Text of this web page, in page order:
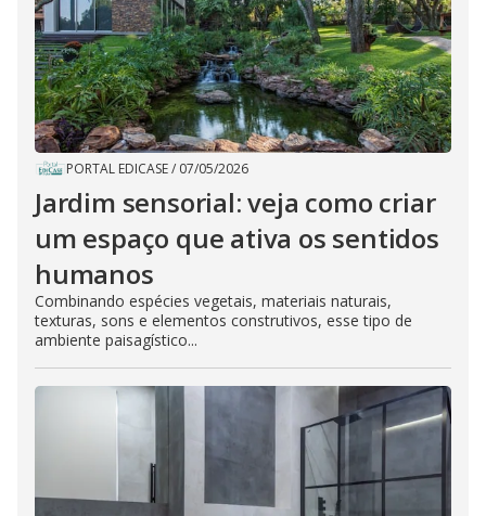
PORTAL EDICASE/ 07/05/2026
Jardim sensorial: veja como criar
um espaço que ativa os sentidos
humanos
Combinando espécies vegetais, materiais naturais,
texturas, sons e elementos construtivos, esse tipo de
ambiente paisagístico...